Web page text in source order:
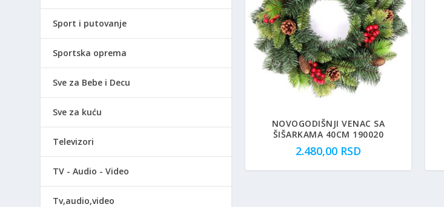
NOVOGODIŠNJI VENAC SA
ŠIŠARKAMA 40CM 190020
2.480,00 RSD
Sport i putovanje
Sportska oprema
Sve za Bebe i Decu
Sve za kuću
Televizori
TV - Audio - Video
Tv,audio,video